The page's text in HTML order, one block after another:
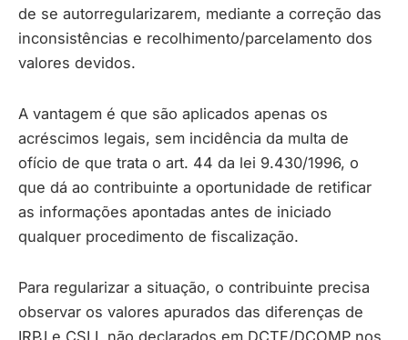
de se autorregularizarem, mediante a correção das
inconsistências e recolhimento/parcelamento dos
valores devidos.
A vantagem é que são aplicados apenas os
acréscimos legais, sem incidência da multa de
ofício de que trata o art. 44 da lei 9.430/1996, o
que dá ao contribuinte a oportunidade de retificar
as informações apontadas antes de iniciado
qualquer procedimento de fiscalização.
Para regularizar a situação, o contribuinte precisa
observar os valores apurados das diferenças de
IRPJ e CSLL não declarados em DCTF/DCOMP nos